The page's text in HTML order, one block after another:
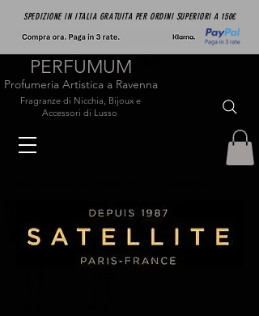
PERFUMUM
Profumeria Artistica a Ravenna
Fragranze di Nicchia, Bijoux e
Accessori di Lusso
SPEDIZIONE IN ITALIA GRATUITA PER ORDINI SUPERIORI A 150€